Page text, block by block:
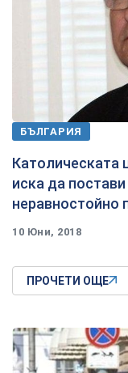
БЪЛГАРИЯ
Католическата
иска да
неравностойно
10 Юни, 2018
ПРОЧЕТИ ОЩЕ